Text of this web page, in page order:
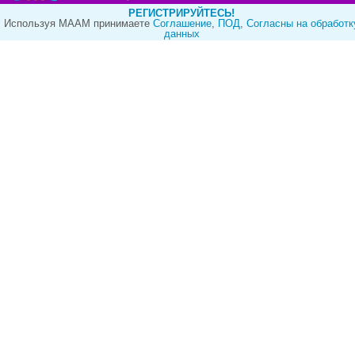
РЕГИСТРИРУЙТЕСЬ!
Используя МААМ принимаете Cоглашение, ПОД, Согласны на
данных